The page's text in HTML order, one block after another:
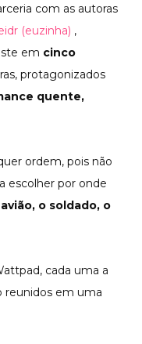
com as autoras
(euzinha) ,
em cinco
protagonizados
quente,
ordem, pois não
escolher por onde
o soldado, o
cada uma a
reunidos em uma